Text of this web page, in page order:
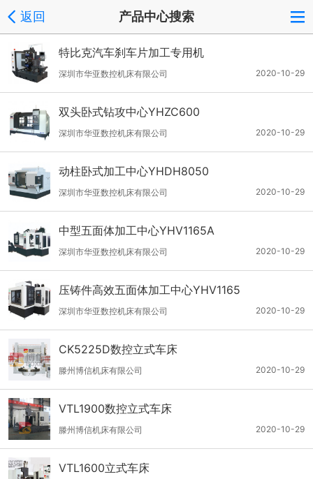
返回 产品中心搜索
特比克汽车刹车片加工专用机
2020-10-29
深圳市华亚数控机床有限公司
双头卧式钻攻中心YHZC600
2020-10-29
深圳市华亚数控机床有限公司
动柱卧式加工中心YHDH8050
2020-10-29
深圳市华亚数控机床有限公司
中型五面体加工中心YHV1165A
2020-10-29
深圳市华亚数控机床有限公司
压铸件高效五面体加工中心YHV1165
2020-10-29
深圳市华亚数控机床有限公司
CK5225D数控立式车床
2020-10-29
滕州博信机床有限公司
VTL1900数控立式车床
2020-10-29
滕州博信机床有限公司
VTL1600立式车床